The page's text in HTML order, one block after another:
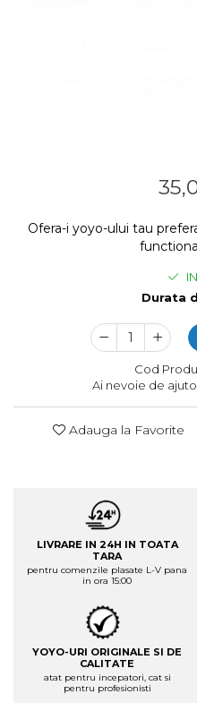
Ofera-i yoyo-ului tau
Durata
Cod
Ai nevoie de
Adauga la Favorite
LIVRARE IN 24H IN TOATA
TARA
pentru comenzile plasate L-V pana
in ora 15:00
YOYO-URI ORIGINALE SI DE
CALITATE
atat pentru incepatori, cat si
pentru profesionisti